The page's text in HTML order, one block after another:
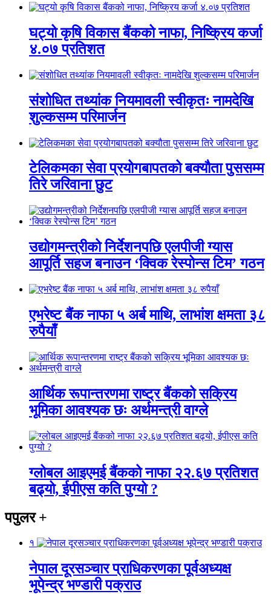
घट्यो कृषि विकास बैंकको नाफा, निष्क्रिय कर्जा
४.०७ प्रतिशत
संशोधित तथ्यांक नियमावली स्वीकृतः नामदेखि
शुल्कसम्म परिमार्जन
टेलिकमका सेवा प्रयोगबापतको बक्यौता पुससम्म
तिरे जरिवाना छुट
उद्योगमन्त्रीको निर्देशनपछि एलपीजी ग्यास
आपूर्ति सहज बनाउन ‘क्विक रेस्पोन्स टिम’ गठन
एभरेष्ट बैंक नाफा ५ अर्ब माथि, लाभांश क्षमता ३८
रुपैयाँ
आर्थिक रूपान्तरणमा राष्ट्र बैंकको सक्रिय
भूमिका आवश्यक छः अर्थमन्त्री वाग्ले
ग्लोबल आइएमई बैंकको नाफा २२.६७ प्रतिशत
बढ्यो, ईपीएस कति पुग्यो ?
पपुलर+
१
नेपाल दूरसञ्चार प्राधिकरणका पूर्वअध्यक्ष
भूपेन्द्र भण्डारी पक्राउ